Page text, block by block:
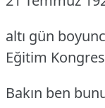
altı gün
Eğitim
Bakın ben